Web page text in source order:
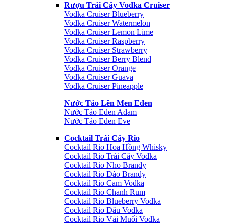
Rượu Trái Cây Vodka Cruiser
Vodka Cruiser Blueberry
Vodka Cruiser Watermelon
Vodka Cruiser Lemon Lime
Vodka Cruiser Raspberry
Vodka Cruiser Strawberry
Vodka Cruiser Berry Blend
Vodka Cruiser Orange
Vodka Cruiser Guava
Vodka Cruiser Pineapple
Nước Táo Lên Men Eden
Nước Táo Eden Adam
Nước Táo Eden Eve
Cocktail Trái Cây Rio
Cocktail Rio Hoa Hồng Whisky
Cocktail Rio Trái Cây Vodka
Cocktail Rio Nho Brandy
Cocktail Rio Đào Brandy
Cocktail Rio Cam Vodka
Cocktail Rio Chanh Rum
Cocktail Rio Blueberry Vodka
Cocktail Rio Dâu Vodka
Cocktail Rio Vải Muối Vodka